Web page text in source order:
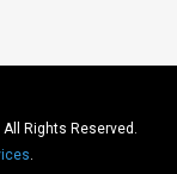
Rights Reserved.
.